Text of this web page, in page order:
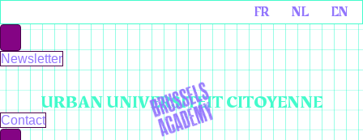
FR NL EN
Newsletter
URBAN UNIVERSITEIT CITOYENNE
Contact